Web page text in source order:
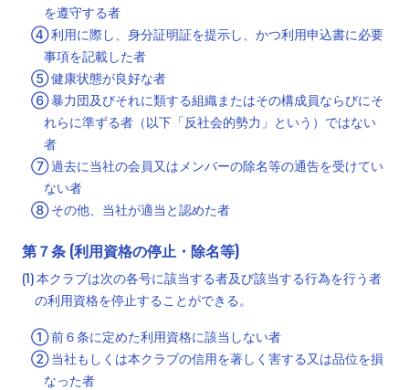
を遵守する者
④ 利用に際し、身分証明証を提示し、かつ利用申込書に必要
事項を記載した者
⑤ 健康状態が良好な者
⑥ 暴力団及びそれに類する組織またはその構成員ならびにそ
れらに準ずる者（以下「反社会的勢力」という）ではない
者
⑦ 過去に当社の会員又はメンバーの除名等の通告を受けてい
ない者
⑧ その他、当社が適当と認めた者
第７条 (利用資格の停止・除名等)
(1) 本クラブは次の各号に該当する者及び該当する行為を行う者
の利用資格を停止することができる。
① 前６条に定めた利用資格に該当しない者
② 当社もしくは本クラブの信用を著しく害する又は品位を損
なった者